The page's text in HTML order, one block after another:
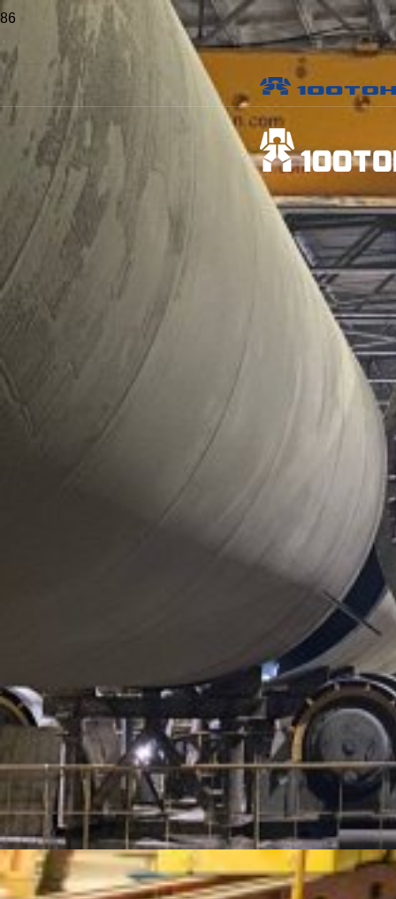
Проекты
Установка ГТУ SIEMENS на Верхнетагильской
Установка ГТУ SIEMENS на
Верхнетагильской ГРЭС
Объект:
Верхнетагильская ГРЭС
Местоположение:
Опубликовано:
Виды работ:
Отрасль:
В августе 2015 года компания «100 ТОНН» выполнила
работы по перевозке с площадки временного хранения и
установке на фундамент газовой турбины SIEMENS
электрогенератора SIEMENS SGen5-1200A (Голландия,
масса 325,7тн) на площадке строительства парогазового
энергоблока ПГУ мощностью 420 МВт Верхнетагильской
ГРЭС (Свердловская область, г.Верхний Тагил).
При производстве работ использовались портальная
домкратная система GP1100 и модульный
гидравлический автоприцеп. В сложных условиях
дождливой погоды на площадке строительства нового
парогазового энергоблока Верхнетагильской ГРЭС
сотрудники «100 ТОНН» проявили свою высокую
квалификацию и профессиональные навыки.
Использование современных технологий и грамотных